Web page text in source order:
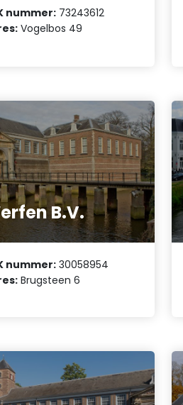
nummer: 73243612
Vogelbos 49
B.V.
nummer: 30058954
Brugsteen 6